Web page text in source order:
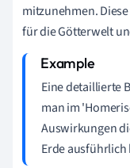
mitzunehmen.
für die Götterwelt
Eine detaillierte
man im
Auswirkungen
Erde